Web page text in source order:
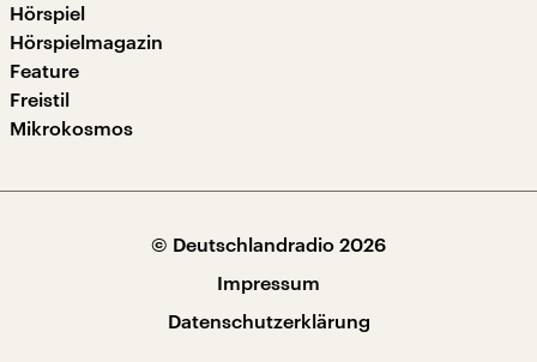
Hörspiel
Hörspielmagazin
Feature
Freistil
Mikrokosmos
© Deutschlandradio 2026
Impressum
Datenschutzerklärung